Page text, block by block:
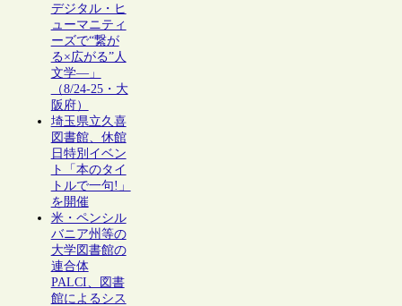
デジタル・ヒ
ューマニティ
ーズで“繋が
る×広がる”人
文学―」
（8/24-25・大
阪府）
埼玉県立久喜
図書館、休館
日特別イベン
ト「本のタイ
トルで一句!」
を開催
米・ペンシル
バニア州等の
大学図書館の
連合体
PALCI、図書
館によるシス